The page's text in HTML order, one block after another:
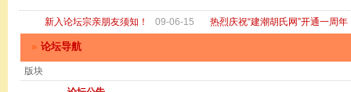
新入论坛宗亲朋友须知！ 09-06-15 热烈庆祝“建潮胡氏网”开通一周年
» 论坛导航
版块